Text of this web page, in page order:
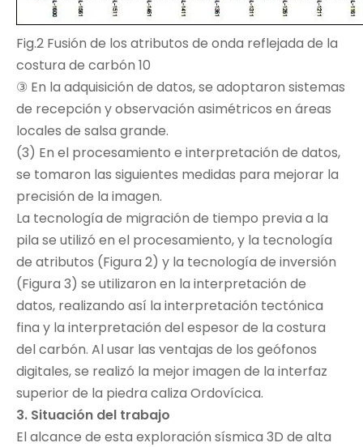
Fig.2 Fusión de los atributos de onda reflejada de la
costura de carbón 10
③ En la adquisición de datos, se adoptaron sistemas
de recepción y observación asimétricos en áreas
locales de salsa grande.
(3) En el procesamiento e interpretación de datos,
se tomaron las siguientes medidas para mejorar la
precisión de la imagen.
La tecnología de migración de tiempo previa a la
pila se utilizó en el procesamiento, y la tecnología
de atributos (Figura 2) y la tecnología de inversión
(Figura 3) se utilizaron en la interpretación de
datos, realizando así la interpretación tectónica
fina y la interpretación del espesor de la costura
del carbón. Al usar las ventajas de los geófonos
digitales, se realizó la mejor imagen de la interfaz
superior de la piedra caliza Ordovícica.
3. Situación del trabajo
El alcance de esta exploración sísmica 3D de alta